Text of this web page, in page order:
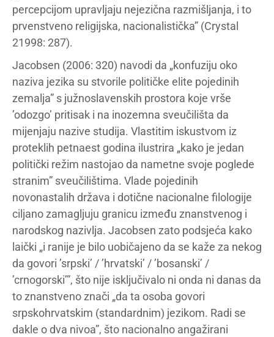
percepcijom upravljaju nejezična razmišljanja, i to
prvenstveno religijska, nacionalistička” (Crystal
21998: 287).
Jacobsen (2006: 320) navodi da „konfuziju oko
naziva jezika su stvorile političke elite pojedinih
zemalja” s južnoslavenskih prostora koje vrše
’odozgo’ pritisak i na inozemna sveučilišta da
mijenjaju nazive studija. Vlastitim iskustvom iz
proteklih petnaest godina ilustrira „kako je jedan
politički režim nastojao da nametne svoje poglede
stranim” sveučilištima. Vlade pojedinih
novonastalih država i dotične nacionalne filologije
ciljano zamagljuju granicu između znanstvenog i
narodskog nazivlja. Jacobsen zato podsjeća kako
laički „i ranije je bilo uobičajeno da se kaže za nekog
da govori ’srpski’ / ’hrvatski’ / ’bosanski’ /
’crnogorski’”, što nije isključivalo ni onda ni danas da
to znanstveno znači „da ta osoba govori
srpskohrvatskim (standardnim) jezikom. Radi se
dakle o dva nivoa”, što nacionalno angažirani